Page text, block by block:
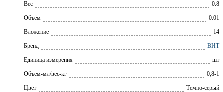
Вес
0.8
Объём
0.01
Вложение
14
Бренд
ВИТ
Единица измерения
шт
Объем-мл/вес-кг
0,8-1
Цвет
Темно-серый